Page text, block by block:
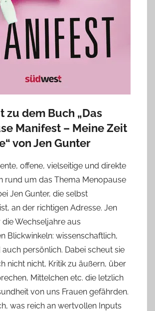
zu dem Buch „Das
Manifest – Meine Zeit
von Jen Gunter
offene, vielseitige und direkte
rund um das Thema Menopause
Jen Gunter, die selbst
an der richtigen Adresse. Jen
Wechseljahre aus
Blickwinkeln: wissenschaftlich,
persönlich. Dabei scheut sie
nicht nicht, Kritik zu äußern, über
Mittelchen etc. die letzlich
von uns Frauen gefährden.
was reich an wertvollen Inputs